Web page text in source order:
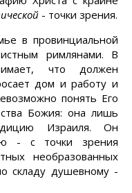
- точки зрения.
в провинциальной
римлянами. В
что должен
дом и работу и
понять Его
Божия: она лишь
Израиля. Он
- с точки зрения
необразованных
складу душевному -